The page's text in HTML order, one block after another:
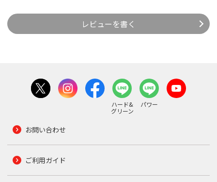
レビューを書く
ハード&
グリーン
パワー
お問い合わせ
ご利用ガイド